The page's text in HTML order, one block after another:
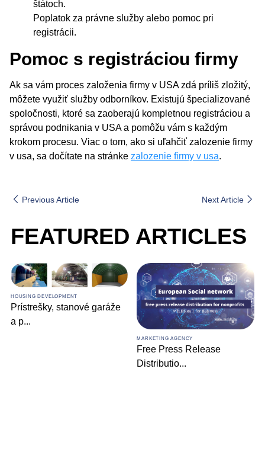
štátoch.
Poplatok za právne služby alebo pomoc pri
registrácii.
Pomoc s registráciou firmy
Ak sa vám proces založenia firmy v USA zdá príliš zložitý,
môžete využiť služby odborníkov. Existujú špecializované
spoločnosti, ktoré sa zaoberajú kompletnou registráciou a
správou podnikania v USA a pomôžu vám s každým
krokom procesu. Viac o tom, ako si uľahčiť zalozenie firmy
v usa, sa dočítate na stránke zalozenie firmy v usa.
Previous Article Next Article
FEATURED ARTICLES
HOUSING DEVELOPMENT
Prístrešky, stanové garáže
a p...
MARKETING AGENCY
Free Press Release
Distributio...